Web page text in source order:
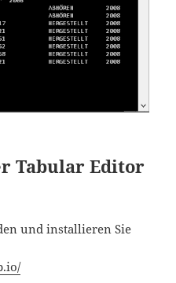
Tabular Editor
und installieren Sie